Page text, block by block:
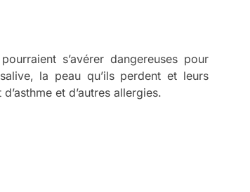
s’avérer dangereuses pour
la peau qu’ils perdent et leurs
et d’autres allergies.